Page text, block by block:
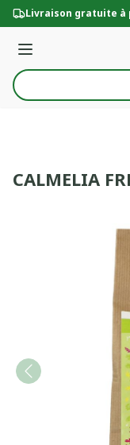
Aller au contenu
Livraison gratuite à
Menu
Rechercher
CALMELIA